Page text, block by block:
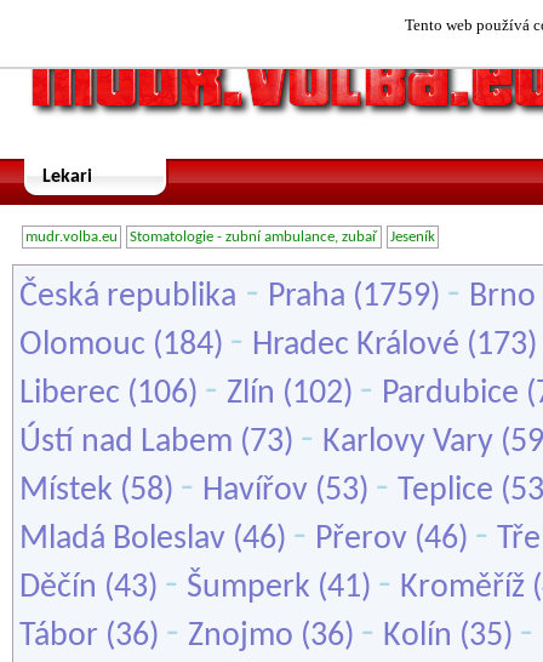
Tento web používá
Lekari
mudr.volba.eu Stomatologie - zubní ambulance, zubař Jeseník
Česká republika - Praha (1759) - Brno
Olomouc (184) - Hradec Králové (173)
Liberec (106) - Zlín (102) - Pardubice
Ústí nad Labem (73) - Karlovy Vary
Místek (58) - Havířov (53) - Teplice
Mladá Boleslav (46) - Přerov (46) -
Děčín (43) - Šumperk (41) - Kroměříž
Tábor (36) - Znojmo (36) - Kolín (35) -